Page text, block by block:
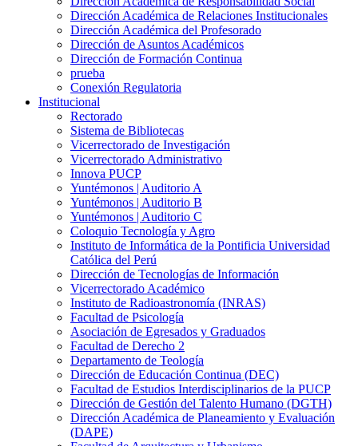
Dirección Académica de Relaciones Institucionales
Dirección Académica del Profesorado
Dirección de Asuntos Académicos
Dirección de Formación Continua
prueba
Conexión Regulatoria
Institucional
Rectorado
Sistema de Bibliotecas
Vicerrectorado de Investigación
Vicerrectorado Administrativo
Innova PUCP
Yuntémonos | Auditorio A
Yuntémonos | Auditorio B
Yuntémonos | Auditorio C
Coloquio Tecnología y Agro
Instituto de Informática de la Pontificia Universidad
Católica del Perú
Dirección de Tecnologías de Información
Vicerrectorado Académico
Instituto de Radioastronomía (INRAS)
Facultad de Psicología
Asociación de Egresados y Graduados
Facultad de Derecho 2
Departamento de Teología
Dirección de Educación Continua (DEC)
Facultad de Estudios Interdisciplinarios de la PUCP
Dirección de Gestión del Talento Humano (DGTH)
Dirección Académica de Planeamiento y Evaluación
(DAPE)